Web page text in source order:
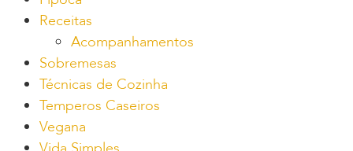
Receitas
Acompanhamentos
Sobremesas
Técnicas de Cozinha
Temperos Caseiros
Vegana